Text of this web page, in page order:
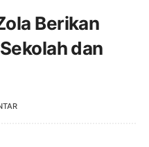
Berikan
dan